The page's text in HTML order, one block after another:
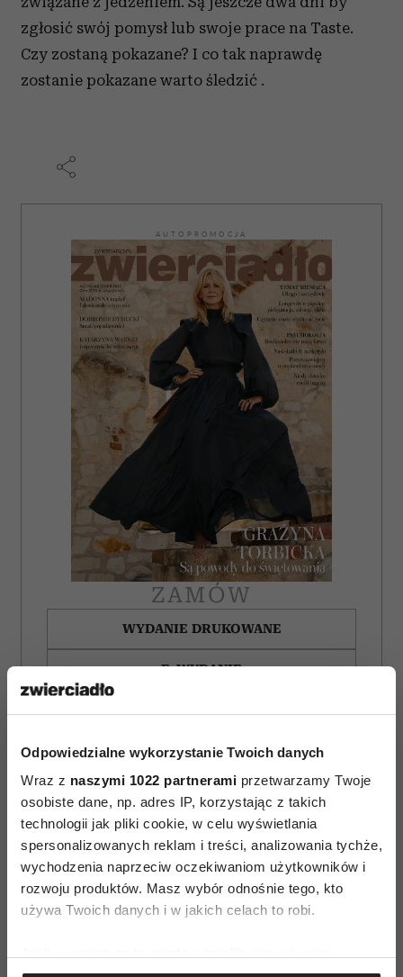
Odpowiedzialne wykorzystanie Twoich danych
Wraz z naszymi 1022 partnerami przetwarzamy Twoje
osobiste dane, np. adres IP, korzystając z takich
technologii jak pliki cookie, w celu wyświetlania
spersonalizowanych reklam i treści, analizowania tychże,
wychodzenia naprzeciw oczekiwaniom użytkowników i
rozwoju produktów. Masz wybór odnośnie tego, kto
używa Twoich danych i w jakich celach to robi.
zgłosić swój pomysł lub swoje prace na Taste.
Czy zostaną pokazane? I co tak naprawdę
zostanie pokazane warto śledzić .
AUTOPROMOCJA
ZAMÓW
WYDANIE DRUKOWANE
E-WYDANIE